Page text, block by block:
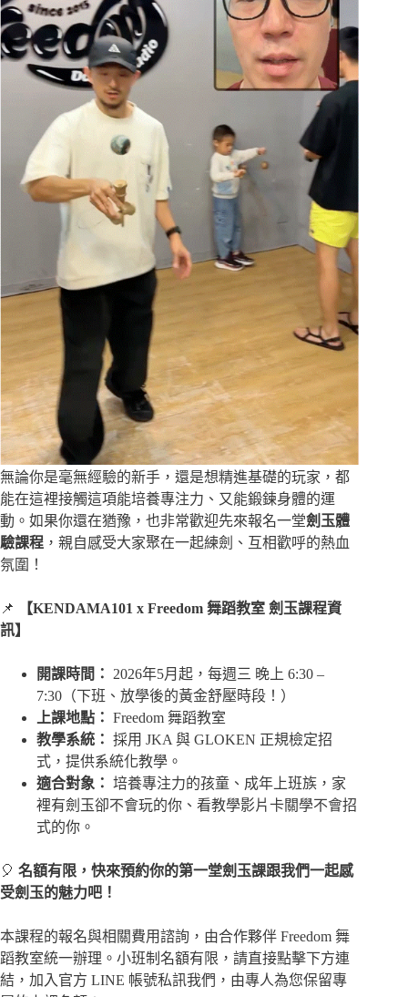
無論你是毫無經驗的新手，還是想精進基礎的玩家，都
能在這裡接觸這項能培養專注力、又能鍛鍊身體的運
動。如果你還在猶豫，也非常歡迎先來報名一堂劍玉體
驗課程 ，親自感受大家聚在一起練劍、互相歡呼的熱血
氛圍！
📌
【KENDAMA101 x Freedom 舞蹈教室 劍玉課程資
訊】
開課時間：
2026年5月起，每週三 晚上 6:30 –
7:30（下班、放學後的黃金舒壓時段！）
上課地點： Freedom 舞蹈教室
教學系統： 採用 JKA 與 GLOKEN 正規檢定招
式，提供系統化教學。
適合對象： 培養專注力的孩童、成年上班族，家
裡有劍玉卻不會玩的你、看教學影片卡關學不會招
式的你。
🎈 名額有限，快來預約你的第一堂劍玉課跟我們一起感
受劍玉的魅力吧！
本課程的報名與相關費用諮詢，由合作夥伴 Freedom 舞
蹈教室統一辦理。小班制名額有限，請直接點擊下方連
結，加入官方 LINE 帳號私訊我們，由專人為您保留專